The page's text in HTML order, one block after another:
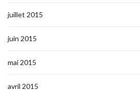
juillet 2015
juin 2015
mai 2015
avril 2015